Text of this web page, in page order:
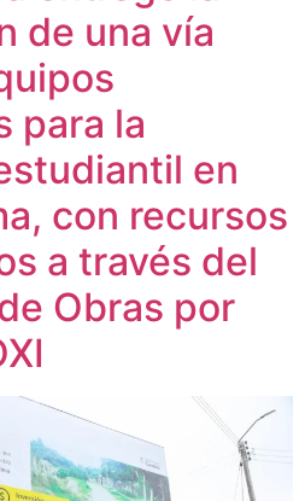
de una vía
para la
en
con recursos
a través del
Obras por